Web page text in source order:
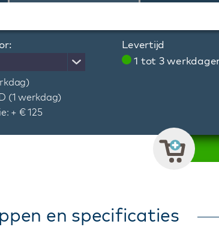
(1 werkdag)
+ € 125
Levertijd
1 tot 3
en specificaties